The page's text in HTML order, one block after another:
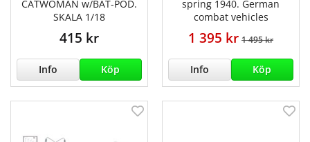
CATWOMAN w/BAT-POD.
SKALA 1/18
415 kr
Info Köp
spring 1940. German
combat vehicles
1 395 kr 1 495 kr
Info Köp